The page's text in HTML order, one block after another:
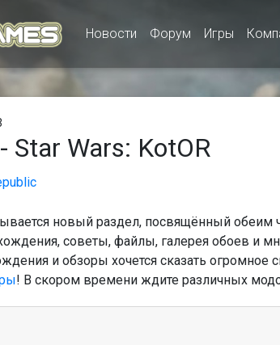
Новости Форум Игры
Wars: KotOR
новый раздел, посвящённый обеим
советы, файлы, галерея обоев и
и обзоры хочется сказать огромное
! В скором времени ждите различных